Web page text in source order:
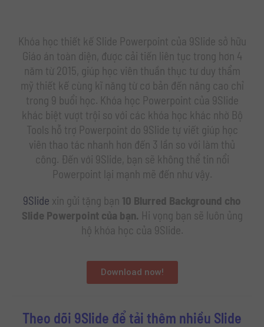
Khóa học thiết kế Slide Powerpoint của 9Slide sở hữu
Giáo án toàn diện, được cải tiến liên tục trong hơn 4
năm từ 2015, giúp học viên thuần thục tư duy thẩm
mỹ thiết kế cùng kĩ năng từ cơ bản đến nâng cao chỉ
trong 9 buổi học. Khóa học Powerpoint của 9Slide
khác biệt vượt trội so với các khóa học khác nhờ Bộ
Tools hỗ trợ Powerpoint do 9Slide tự viết giúp học
viên thao tác nhanh hơn đến 3 lần so với làm thủ
công. Đến với 9Slide, bạn sẽ không thể tin nổi
Powerpoint lại mạnh mẽ đến như vậy.
9Slide xin gửi tặng bạn 10 Blurred Background cho
Slide Powerpoint của bạn. Hi vọng bạn sẽ luôn ủng
hộ khóa học của 9Slide.
Download now!
Theo dõi 9Slide để tải thêm nhiều Slide